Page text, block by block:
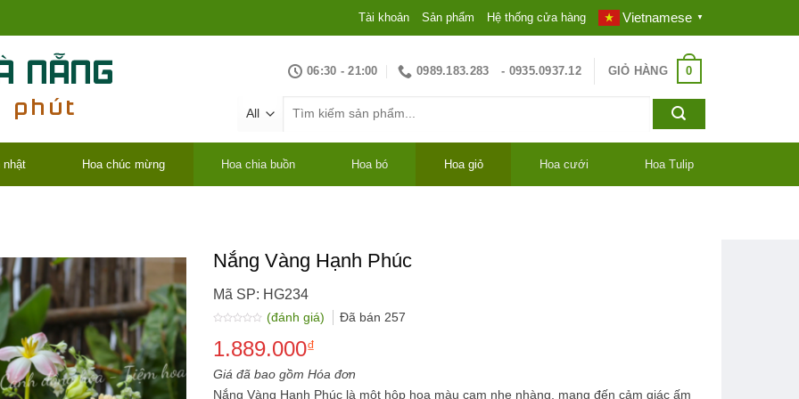
Tài khoản Sản phẩm Hệ thống cửa hàng Vietnamese ▼
06:30 - 21:00 0989.183.283 - 0935.0937.12 GIỎ HÀNG 0
kiếm:
nhật Hoa chúc mừng Hoa chia buồn Hoa bó Hoa giỏ Hoa cưới Hoa Tulip
Nắng Vàng Hạnh Phúc
Mã SP: HG234
xếp
hạng
5
sao
(đánh giá) Đã bán 257
1.889.000₫
Giá đã bao gồm Hóa đơn
Nắng Vàng Hạnh Phúc là một hộp hoa màu cam nhẹ nhàng, mang đến cảm giác ấm